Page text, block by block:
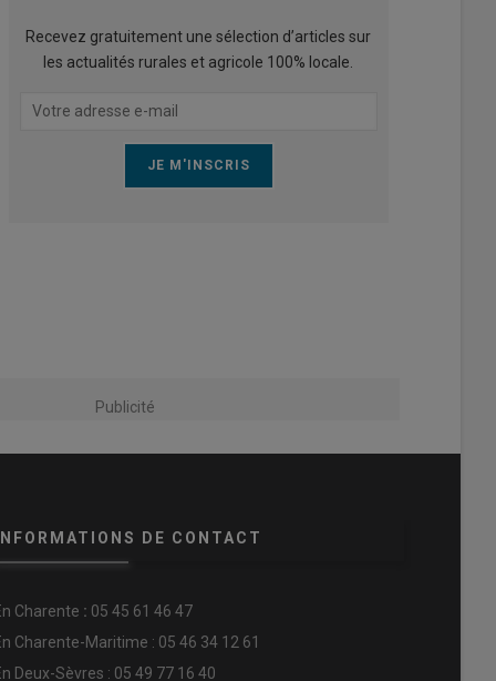
Recevez gratuitement une sélection d’articles sur
les actualités rurales et agricole 100% locale.
Publicité
DE CONTACT
Charente : 05 45 61 46 47
Charente-Maritime : 05 46 34 12 61
Deux-Sèvres : 05 49 77 16 40